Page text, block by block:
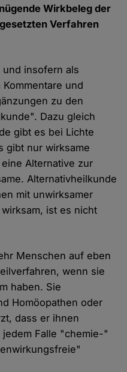
Wirkbeleg der
Verfahren
und insofern als
und
zu den
Dazu gleich
gibt es bei Lichte
gibt nur wirksame
Alternative zur
Alternativheilkunde
mit unwirksamer
ist es nicht
Menschen auf eben
wenn sie
haben. Sie
Homöopathen oder
dass er ihnen
Falle "chemie-"